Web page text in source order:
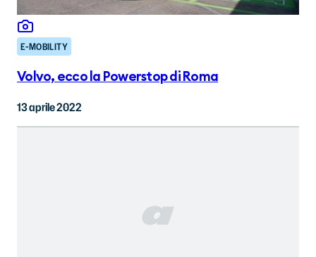
E-MOBILITY
Volvo, ecco la Powerstop di Roma
13 aprile 2022